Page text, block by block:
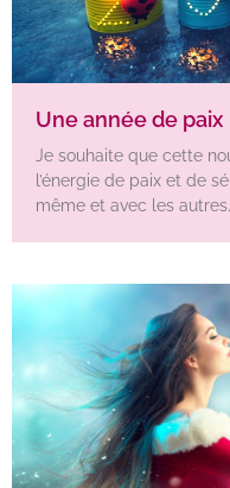
Une année de paix
Je souhaite que cette
l’énergie de paix et de
même et avec les autres.